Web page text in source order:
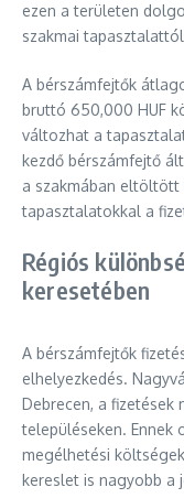
ezen a területen
szakmai
A bérszámfejtők
bruttó 650,000 HUF
változhat a
kezdő bérszámfejtő
a szakmában
tapasztalatokkal a
Régiós
keresetében
A bérszámfejtők
elhelyezkedés.
Debrecen, a fizetések
településeken. Ennek
megélhetési
kereslet is nagyobb a